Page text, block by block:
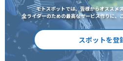
モトスポットでは、皆様からオススメ
全ライダーのための最高なサービス作りに、
スポットを登